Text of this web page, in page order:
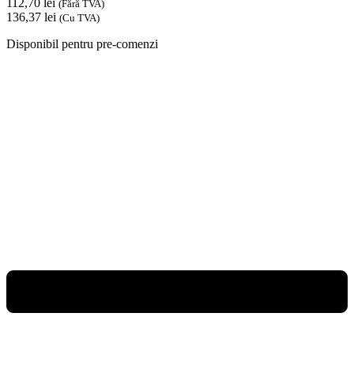
(Fără TVA)
136,37 lei (Cu TVA)
Disponibil pentru pre-comenzi